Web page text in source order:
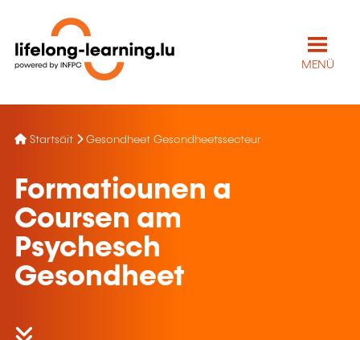
MENÜ
Startsäit Gesondheet Gesondheetssecteur
Formatiounen a
Coursen am
Psychesch
Gesondheet